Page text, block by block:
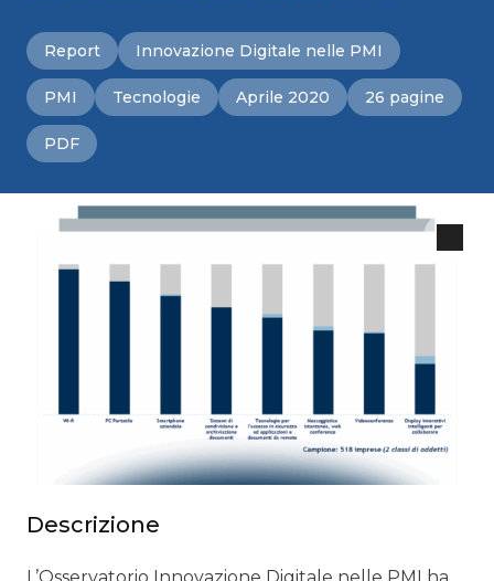
Report Innovazione Digitale nelle PMI
PMI Tecnologie Aprile 2020 26 pagine
PDF
Descrizione
L’Osservatorio Innovazione Digitale nelle PMI ha